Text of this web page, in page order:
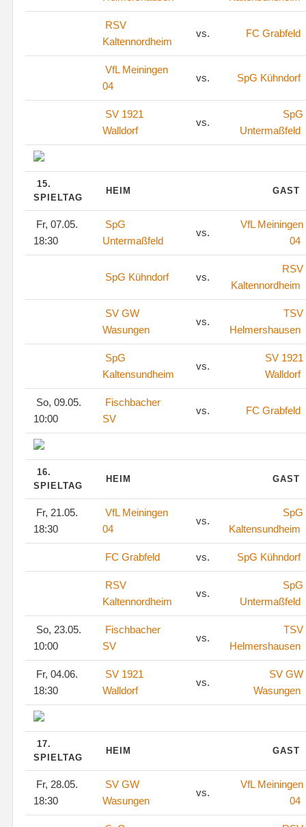
RSV
Kaltennordheim
vs. FC Grabfeld
VfL Meiningen
04
vs. SpG Kühndorf
SV 1921
Walldorf
vs.
SpG
Untermaßfeld
15.
SPIELTAG
HEIM GAST
Fr, 07.05.
18:30
SpG
Untermaßfeld
vs.
VfL Meiningen
04
SpG Kühndorf vs.
RSV
Kaltennordheim
SV GW
Wasungen
vs.
TSV
Helmershausen
SpG
Kaltensundheim
vs.
SV 1921
Walldorf
So, 09.05.
10:00
Fischbacher
SV
vs. FC Grabfeld
16.
SPIELTAG
HEIM GAST
Fr, 21.05.
18:30
VfL Meiningen
04
vs.
SpG
Kaltensundheim
FC Grabfeld vs. SpG Kühndorf
RSV
Kaltennordheim
vs.
SpG
Untermaßfeld
So, 23.05.
10:00
Fischbacher
SV
vs.
TSV
Helmershausen
Fr, 04.06.
18:30
SV 1921
Walldorf
vs.
SV GW
Wasungen
17.
SPIELTAG
HEIM GAST
Fr, 28.05.
18:30
SV GW
Wasungen
vs.
VfL Meiningen
04